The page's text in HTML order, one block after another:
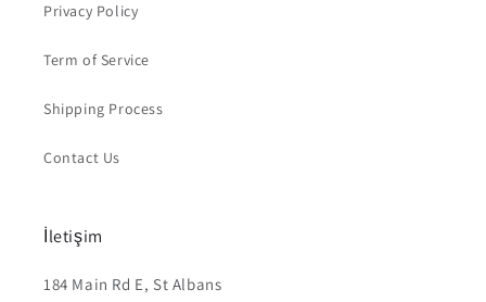
Privacy Policy
Term of Service
Shipping Process
Contact Us
İletişim
184 Main Rd E, St Albans